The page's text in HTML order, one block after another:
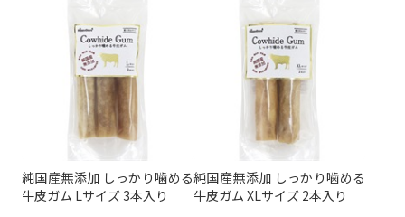
純国産無添加 しっかり噛める
牛皮ガム Lサイズ 3本入り
純国産無添加 しっかり噛める
牛皮ガム XLサイズ 2本入り